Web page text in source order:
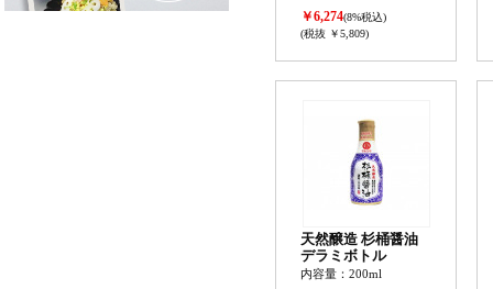
￥6,274(8%税込)
(税抜 ￥5,809)
天然醸造 杉桶醤油
デラミボトル
内容量：200ml